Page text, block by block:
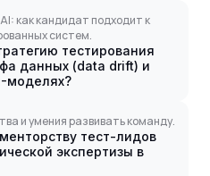
как кандидат подходит к
систем.
тестирования
данных (data drift) и
моделях?
и умения развивать команду.
тест-лидов
экспертизы в